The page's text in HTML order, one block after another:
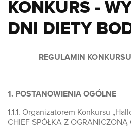
KONKURS -
DNI DIETY
REGULAMIN
1. POSTANOWIENIA OGÓLNE
1.1.1. Organizatorem Konkursu
CHIEF SPÓŁKA Z